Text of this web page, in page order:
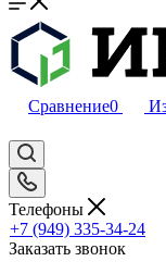
Сравнение0
Телефоны
+7 (949) 335-34-24
Заказать звонок